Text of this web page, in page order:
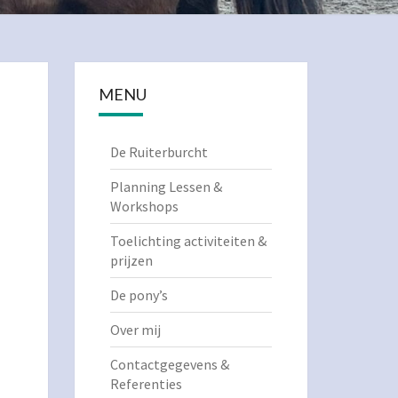
MENU
De Ruiterburcht
Planning Lessen &
Workshops
Toelichting activiteiten &
prijzen
De pony’s
Over mij
Contactgegevens &
Referenties